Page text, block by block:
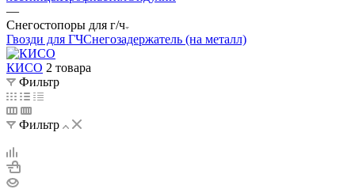
—
Снегостопоры для г/ч
Гвозди для ГЧСнегозадержатель (на металл)
КИСО 2 товара
Фильтр
Фильтр